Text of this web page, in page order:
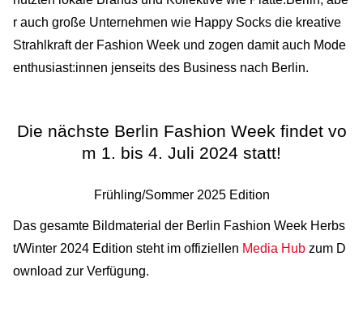
r auch große Unternehmen wie Happy Socks die kreative
Strahlkraft der Fashion Week und zogen damit auch Mode
enthusiast:innen jenseits des Business nach Berlin.
Die nächste Berlin Fashion Week findet vo
m 1. bis 4. Juli 2024 statt!
Frühling/Sommer 2025 Edition
Das gesamte Bildmaterial der Berlin Fashion Week Herbs
t/Winter 2024 Edition steht im offiziellen Media Hub zum D
ownload zur Verfügung.